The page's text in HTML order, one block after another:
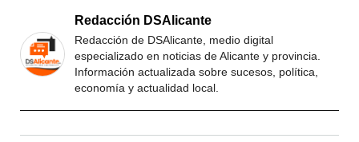
Redacción DSAlicante
Redacción de DSAlicante, medio digital
especializado en noticias de Alicante y provincia.
Información actualizada sobre sucesos, política,
economía y actualidad local.